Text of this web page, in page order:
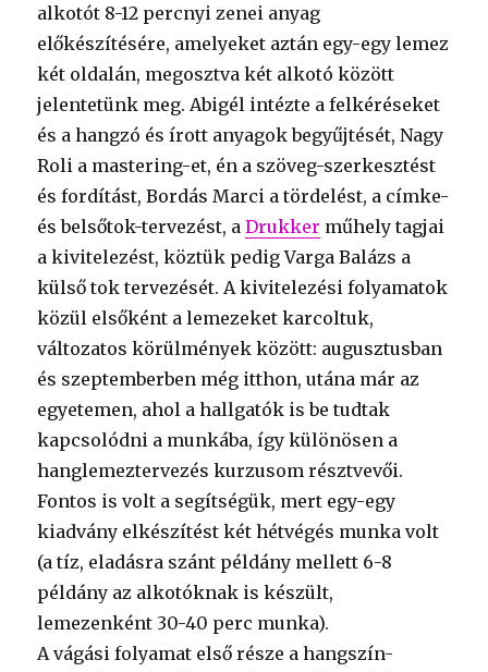
alkotót 8-12 percnyi zenei anyag
előkészítésére, amelyeket aztán egy-egy lemez
két oldalán, megosztva két alkotó között
jelentetünk meg. Abigél intézte a felkéréseket
és a hangzó és írott anyagok begyűjtését, Nagy
Roli a mastering-et, én a szöveg-szerkesztést
és fordítást, Bordás Marci a tördelést, a címke-
és belsőtok-tervezést, aDrukker műhely tagjai
a kivitelezést, köztük pedig Varga Balázs a
külső tok tervezését. A kivitelezési folyamatok
közül elsőként a lemezeket karcoltuk,
változatos körülmények között: augusztusban
és szeptemberben még itthon, utána már az
egyetemen, ahol a hallgatók is be tudtak
kapcsolódni a munkába, így különösen a
hanglemeztervezés kurzusom résztvevői.
Fontos is volt a segítségük, mert egy-egy
kiadvány elkészítést két hétvégés munka volt
(a tíz, eladásra szánt példány mellett 6-8
példány az alkotóknak is készült,
lemezenként 30-40 perc munka).
A vágási folyamat első része a hangszín-